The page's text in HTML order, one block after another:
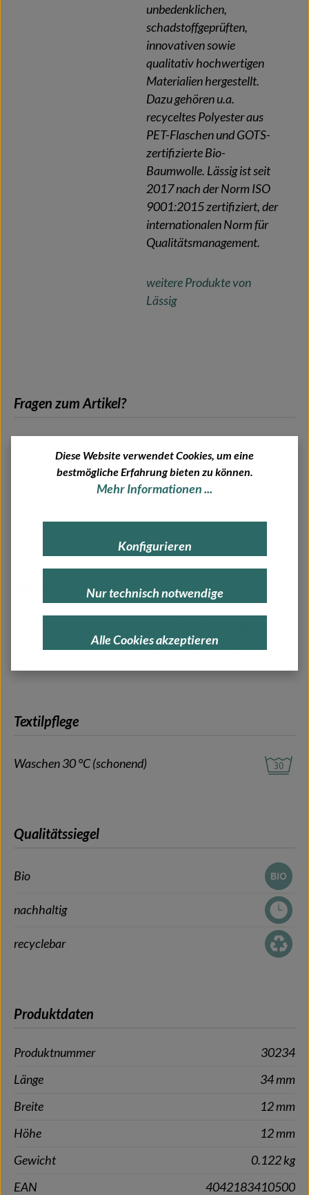
unbedenklichen,
schadstoffgeprüften,
innovativen sowie
qualitativ hochwertigen
Materialien hergestellt.
Dazu gehören u.a.
recyceltes Polyester aus
PET-Flaschen und GOTS-
zertifizierte Bio-
Baumwolle. Lässig ist seit
2017 nach der Norm ISO
9001:2015 zertifiziert, der
internationalen Norm für
Qualitätsmanagement.
weitere Produkte von
Lässig
Fragen zum Artikel?
Sie haben Fragen zu diesem Artikel? Wir helfen Ihnen
gerne weiter!
Schreiben Sie uns einfach über unserKontaktformular
100%
recyceltes Polyesther (Innen)
Textilpflege
Waschen 30 °C (schonend)
Qualitätssiegel
Bio
nachhaltig
recyclebar
Produktdaten
Produktnummer
30234
Länge
34 mm
Breite
12 mm
Höhe
12 mm
Gewicht
0.122 kg
EAN
4042183410500
Diese Website verwendet Cookies, um eine
bestmögliche Erfahrung bieten zu können.
Mehr Informationen ...
Alle Cookies akzeptieren
Konfigurieren
Nur technisch notwendige